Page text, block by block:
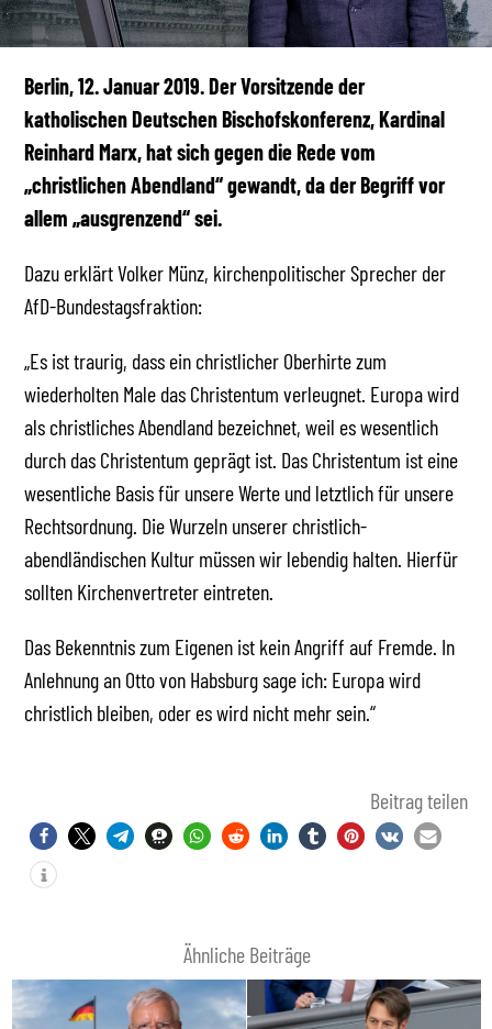
Berlin, 12. Januar 2019. Der Vorsitzende der
katholischen Deutschen Bischofskonferenz, Kardinal
Reinhard Marx, hat sich gegen die Rede vom
„christlichen Abendland“ gewandt, da der Begriff vor
allem „ausgrenzend“ sei.
Dazu erklärt Volker Münz, kirchenpolitischer Sprecher der
AfD-Bundestagsfraktion:
„Es ist traurig, dass ein christlicher Oberhirte zum
wiederholten Male das Christentum verleugnet. Europa wird
als christliches Abendland bezeichnet, weil es wesentlich
durch das Christentum geprägt ist. Das Christentum ist eine
wesentliche Basis für unsere Werte und letztlich für unsere
Rechtsordnung. Die Wurzeln unserer christlich-
abendländischen Kultur müssen wir lebendig halten. Hierfür
sollten Kirchenvertreter eintreten.
Das Bekenntnis zum Eigenen ist kein Angriff auf Fremde. In
Anlehnung an Otto von Habsburg sage ich: Europa wird
christlich bleiben, oder es wird nicht mehr sein.“
Beitrag teilen
Ähnliche Beiträge